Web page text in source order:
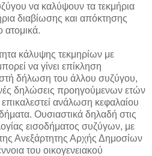
να καλύψουν τα τεκμήρια
διαβίωσης και απόκτησης
ατομικά.
κάλυψης τεκμηρίων με
να γίνει επίκληση
δήλωση του άλλου συζύγου,
δηλώσεις προηγούμενων ετών
ανάλωση κεφαλαίου
Ουσιαστικά δηλαδή στις
εισοδήματος συζύγων, με
της Ανεξάρτητης Αρχής Δημοσίων
του οικογενειακού